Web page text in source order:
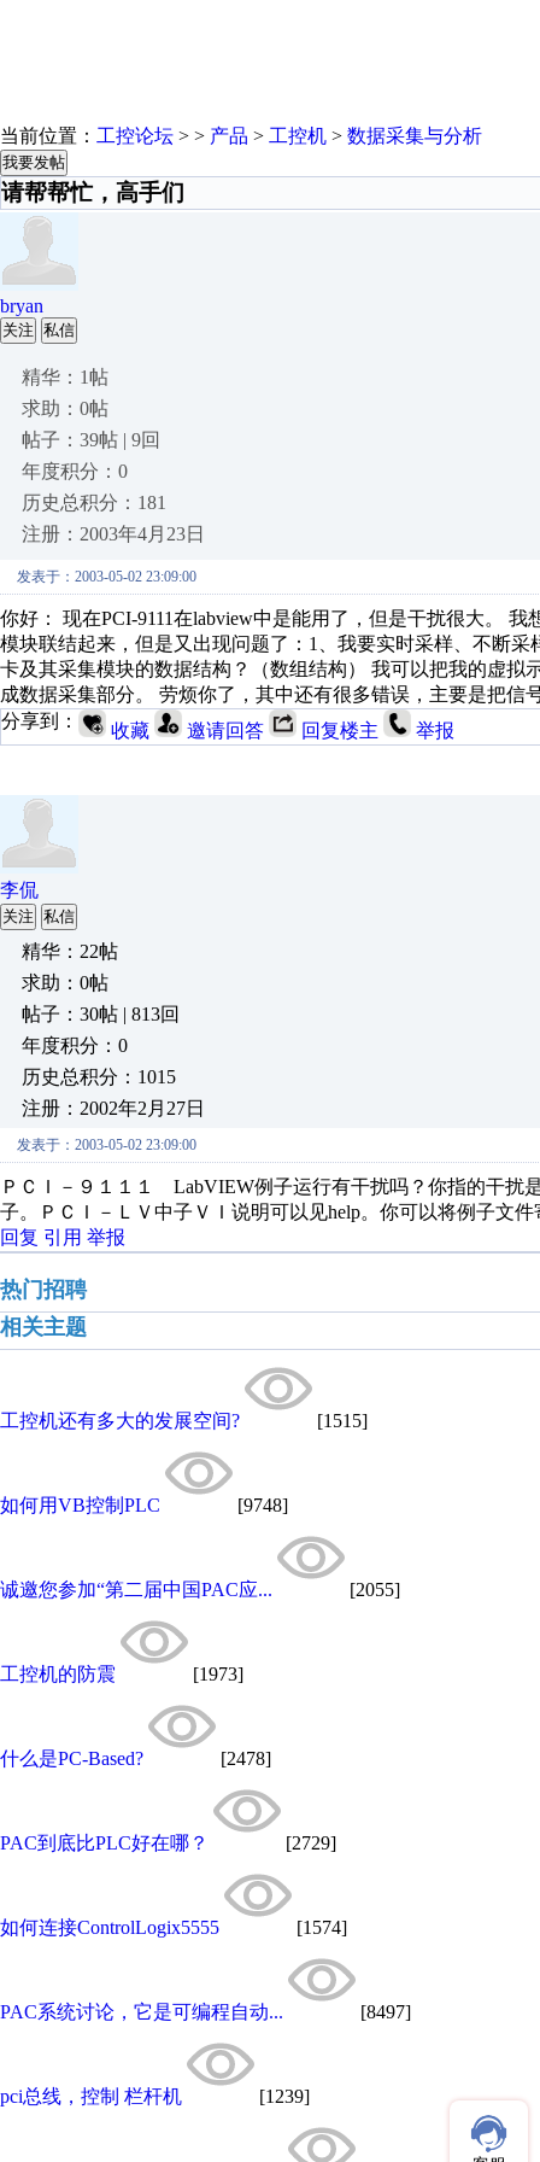
当前位置： 工控论坛 > > 产品 > 工控机 > 数据采集与分析
我要发帖
请帮帮忙，高手们
bryan
关注 私信
精华：1帖
求助：0帖
帖子：39帖 | 9回
年度积分：0
历史总积分：181
注册：2003年4月23日
发表于：2003-05-02 23:09:00
你好： 现在PCI-9111在labview中是能用了，但是干扰很大。
模块联结起来，但是又出现问题了：1、我要实时采样、不断
卡及其采集模块的数据结构？（数组结构） 我可以把我的虚
成数据采集部分。 劳烦你了，其中还有很多错误，主要是把信
分享到：
收藏 邀请回答 回复楼主 举报
李侃
关注 私信
精华：22帖
求助：0帖
帖子：30帖 | 813回
年度积分：0
历史总积分：1015
注册：2002年2月27日
发表于：2003-05-02 23:09:00
ＰＣＩ－９１１１ LabVIEW例子运行有干扰吗？你指的干扰
子。ＰＣＩ－ＬＶ中子ＶＩ说明可以见help。你可以将例子文
回复 引用 举报
热门招聘
相关主题
工控机还有多大的发展空间? [1515]
如何用VB控制PLC [9748]
诚邀您参加“第二届中国PAC应... [2055]
工控机的防震 [1973]
什么是PC-Based? [2478]
PAC到底比PLC好在哪？ [2729]
如何连接ControlLogix5555 [1574]
PAC系统讨论，它是可编程自动... [8497]
pci总线，控制 栏杆机 [1239]